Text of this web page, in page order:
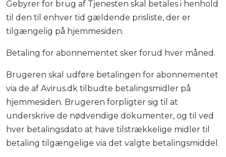
Gebyrer for brug af Tjenesten skal betales i henhold
til den til enhver tid gældende prisliste, der er
tilgængelig på hjemmesiden.
Betaling for abonnementet sker forud hver måned.
Brugeren skal udføre betalingen for abonnementet
via de af Avirus.dk tilbudte betalingsmidler på
hjemmesiden. Brugeren forpligter sig til at
underskrive de nødvendige dokumenter, og til ved
hver betalingsdato at have tilstrækkelige midler til
betaling tilgængelige via det valgte betalingsmiddel.